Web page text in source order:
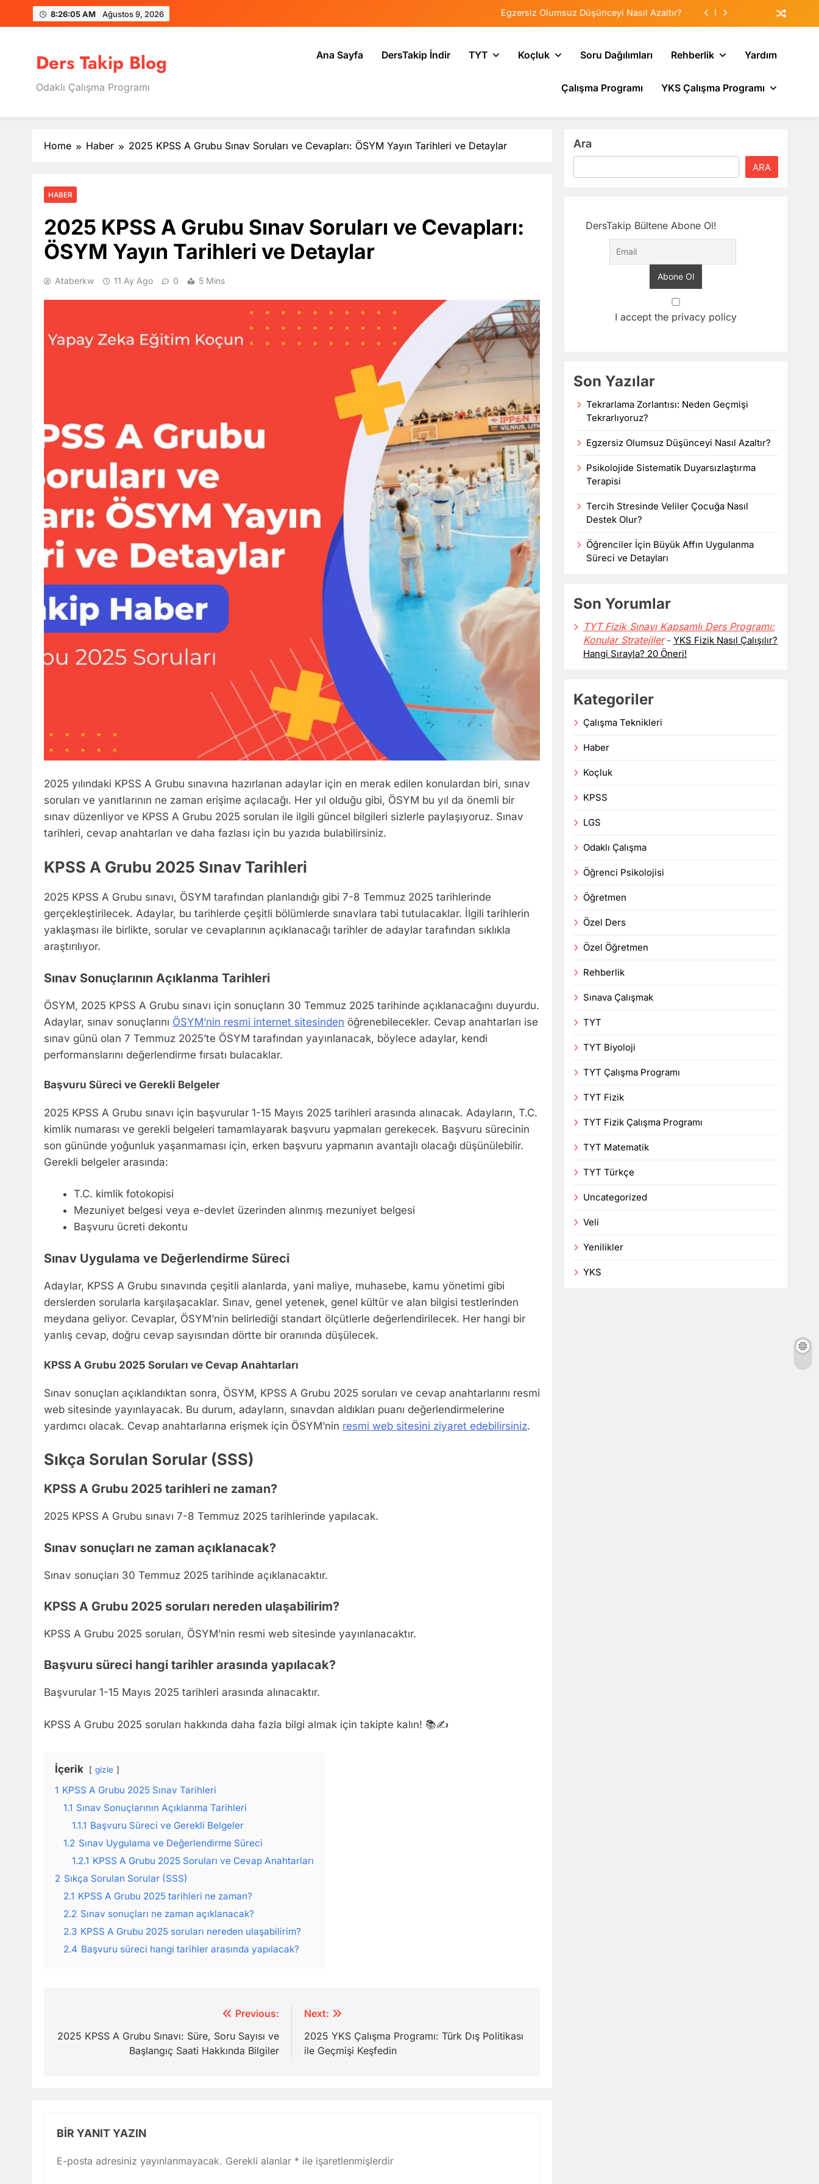
8:26:06 AM Ağustos 9, 2026 Egzersiz Olumsuz Düşünceyi Nasıl Azaltır?
Tercih Stresinde Veliler Çocuğa Nasıl Destek Olur?
Tekrarlama Zorlantısı: Neden Geçmişi Tekrarlıyoruz?
Egzersiz Olumsuz Düşünceyi Nasıl Azaltır?
Psikolojide Sistematik Duyarsızlaştırma Terapisi
Ders Takip Blog
Odaklı Çalışma Programı
Ana Sayfa DersTakip İndir TYT Koçluk Soru Dağılımları Rehberlik Yardım
Çalışma Programı YKS Çalışma Programı
Home Haber 2025 KPSS A Grubu Sınav Soruları ve Cevapları: ÖSYM Yayın Tarihleri ve Detaylar
HABER
2025 KPSS A Grubu Sınav Soruları ve Cevapları:
ÖSYM Yayın Tarihleri ve Detaylar
Ataberkw 11 Ay Ago 0 5 Mins
2025 yılındaki KPSS A Grubu sınavına hazırlanan adaylar için en merak edilen konulardan biri, sınav
soruları ve yanıtlarının ne zaman erişime açılacağı. Her yıl olduğu gibi, ÖSYM bu yıl da önemli bir
sınav düzenliyor ve KPSS A Grubu 2025 soruları ile ilgili güncel bilgileri sizlerle paylaşıyoruz. Sınav
tarihleri, cevap anahtarları ve daha fazlası için bu yazıda bulabilirsiniz.
KPSS A Grubu 2025 Sınav Tarihleri
2025 KPSS A Grubu sınavı, ÖSYM tarafından planlandığı gibi 7-8 Temmuz 2025 tarihlerinde
gerçekleştirilecek. Adaylar, bu tarihlerde çeşitli bölümlerde sınavlara tabi tutulacaklar. İlgili tarihlerin
yaklaşması ile birlikte, sorular ve cevaplarının açıklanacağı tarihler de adaylar tarafından sıklıkla
araştırılıyor.
Sınav Sonuçlarının Açıklanma Tarihleri
ÖSYM, 2025 KPSS A Grubu sınavı için sonuçların 30 Temmuz 2025 tarihinde açıklanacağını duyurdu.
Adaylar, sınav sonuçlarını ÖSYM’nin resmi internet sitesinden öğrenebilecekler. Cevap anahtarları ise
sınav günü olan 7 Temmuz 2025’te ÖSYM tarafından yayınlanacak, böylece adaylar, kendi
performanslarını değerlendirme fırsatı bulacaklar.
Başvuru Süreci ve Gerekli Belgeler
2025 KPSS A Grubu sınavı için başvurular 1-15 Mayıs 2025 tarihleri arasında alınacak. Adayların, T.C.
kimlik numarası ve gerekli belgeleri tamamlayarak başvuru yapmaları gerekecek. Başvuru sürecinin
son gününde yoğunluk yaşanmaması için, erken başvuru yapmanın avantajlı olacağı düşünülebilir.
Gerekli belgeler arasında:
T.C. kimlik fotokopisi
Mezuniyet belgesi veya e-devlet üzerinden alınmış mezuniyet belgesi
Başvuru ücreti dekontu
Sınav Uygulama ve Değerlendirme Süreci
Adaylar, KPSS A Grubu sınavında çeşitli alanlarda, yani maliye, muhasebe, kamu yönetimi gibi
derslerden sorularla karşılaşacaklar. Sınav, genel yetenek, genel kültür ve alan bilgisi testlerinden
meydana geliyor. Cevaplar, ÖSYM’nin belirlediği standart ölçütlerle değerlendirilecek. Her hangi bir
yanlış cevap, doğru cevap sayısından dörtte bir oranında düşülecek.
KPSS A Grubu 2025 Soruları ve Cevap Anahtarları
Sınav sonuçları açıklandıktan sonra, ÖSYM, KPSS A Grubu 2025 soruları ve cevap anahtarlarını resmi
web sitesinde yayınlayacak. Bu durum, adayların, sınavdan aldıkları puanı değerlendirmelerine
yardımcı olacak. Cevap anahtarlarına erişmek için ÖSYM’nin resmi web sitesini ziyaret edebilirsiniz.
Sıkça Sorulan Sorular (SSS)
KPSS A Grubu 2025 tarihleri ne zaman?
2025 KPSS A Grubu sınavı 7-8 Temmuz 2025 tarihlerinde yapılacak.
Sınav sonuçları ne zaman açıklanacak?
Sınav sonuçları 30 Temmuz 2025 tarihinde açıklanacaktır.
KPSS A Grubu 2025 soruları nereden ulaşabilirim?
KPSS A Grubu 2025 soruları, ÖSYM’nin resmi web sitesinde yayınlanacaktır.
Başvuru süreci hangi tarihler arasında yapılacak?
Başvurular 1-15 Mayıs 2025 tarihleri arasında alınacaktır.
KPSS A Grubu 2025 soruları hakkında daha fazla bilgi almak için takipte kalın! 📚✍️
İçerik gizle
1 KPSS A Grubu 2025 Sınav Tarihleri
1.1 Sınav Sonuçlarının Açıklanma Tarihleri
1.1.1 Başvuru Süreci ve Gerekli Belgeler
1.2 Sınav Uygulama ve Değerlendirme Süreci
1.2.1 KPSS A Grubu 2025 Soruları ve Cevap Anahtarları
2 Sıkça Sorulan Sorular (SSS)
2.1 KPSS A Grubu 2025 tarihleri ne zaman?
2.2 Sınav sonuçları ne zaman açıklanacak?
2.3 KPSS A Grubu 2025 soruları nereden ulaşabilirim?
2.4 Başvuru süreci hangi tarihler arasında yapılacak?
gezinmesi
Previous:
2025 KPSS A Grubu Sınavı: Süre, Soru Sayısı ve
Başlangıç Saati Hakkında Bilgiler
Next:
2025 YKS Çalışma Programı: Türk Dış Politikası
ile Geçmişi Keşfedin
BIR YANIT YAZIN
E-posta adresiniz yayınlanmayacak. Gerekli alanlar * ile işaretlenmişlerdir
Ara
ARA
DersTakip Bültene Abone Ol!
I accept the privacy policy
Son Yazılar
Tekrarlama Zorlantısı: Neden Geçmişi
Tekrarlıyoruz?
Egzersiz Olumsuz Düşünceyi Nasıl Azaltır?
Psikolojide Sistematik Duyarsızlaştırma
Terapisi
Tercih Stresinde Veliler Çocuğa Nasıl
Destek Olur?
Öğrenciler İçin Büyük Affın Uygulanma
Süreci ve Detayları
Son Yorumlar
TYT Fizik Sınavı Kapsamlı Ders Programı:
Konular Stratejiler- YKS Fizik Nasıl Çalışılır?
Hangi Sırayla? 20 Öneri!
Kategoriler
Çalışma Teknikleri
Haber
Koçluk
KPSS
LGS
Odaklı Çalışma
Öğrenci Psikolojisi
Öğretmen
Özel Ders
Özel Öğretmen
Rehberlik
Sınava Çalışmak
TYT
TYT Biyoloji
TYT Çalışma Programı
TYT Fizik
TYT Fizik Çalışma Programı
TYT Matematik
TYT Türkçe
Uncategorized
Veli
Yenilikler
YKS